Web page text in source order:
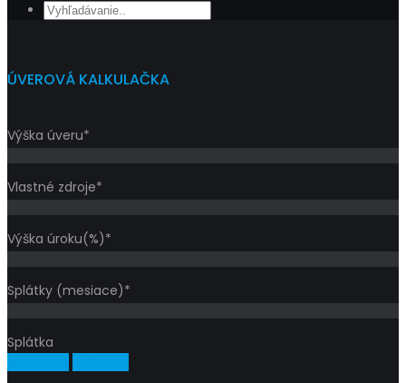
ÚVEROVÁ KALKULAČKA
Výška úveru*
Vlastné zdroje*
Výška úroku(%)*
Splátky (mesiace)*
Splátka